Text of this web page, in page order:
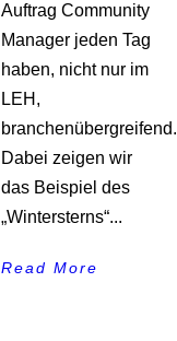
Auftrag Community
Manager jeden Tag
haben, nicht nur im
LEH,
branchenübergreifend.
Dabei zeigen wir
das Beispiel des
„Wintersterns“...
Read More